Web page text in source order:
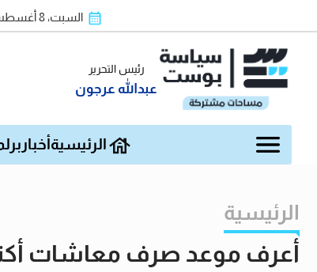
السبت، 8 أغسطس 2026
رئيس التحرير
عبدالله عرجون
الرئيسية أخبار
الرئيسية
أعرف موعد صرف معاشات أكتوبر